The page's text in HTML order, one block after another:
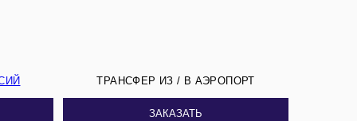
ТРАНСФЕР ИЗ / В АЭРОПОРТ
ЗАКАЗАТЬ